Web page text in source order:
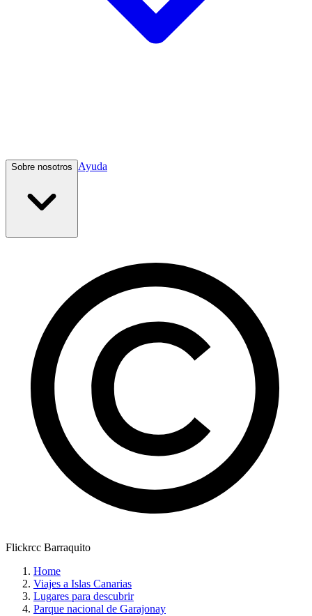
Sobre nosotros Ayuda
Flickrcc Barraquito
Home
Viajes a Islas Canarias
Lugares para descubrir
Parque nacional de Garajonay